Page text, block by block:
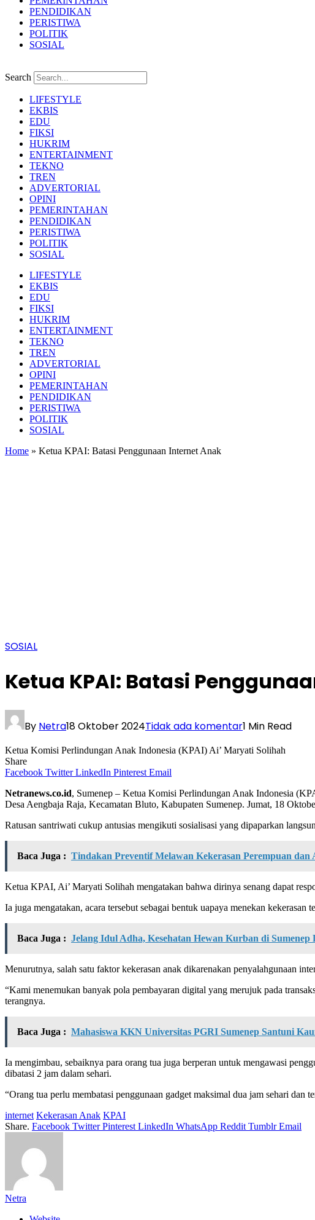
PENDIDIKAN
PERISTIWA
POLITIK
SOSIAL
Search
LIFESTYLE
EKBIS
EDU
FIKSI
HUKRIM
ENTERTAINMENT
TEKNO
TREN
ADVERTORIAL
OPINI
PEMERINTAHAN
PENDIDIKAN
PERISTIWA
POLITIK
SOSIAL
LIFESTYLE
EKBIS
EDU
FIKSI
HUKRIM
ENTERTAINMENT
TEKNO
TREN
ADVERTORIAL
OPINI
PEMERINTAHAN
PENDIDIKAN
PERISTIWA
POLITIK
SOSIAL
Home » Ketua KPAI: Batasi Penggunaan Internet Anak
SOSIAL
Ketua KPAI: Batasi
By Netra18 Oktober 2024Tidak ada komentar1 Min Read
Ketua Komisi Perlindungan Anak Indonesia (KPAI) Ai’ Maryati Solihah
Share
Facebook Twitter LinkedIn Pinterest Email
Netranews.co.id, Sumenep – Ketua Komisi Perlindungan Anak Indonesia
Desa Aengbaja Raja, Kecamatan Bluto, Kabupaten Sumenep. Jumat, 18
Ratusan santriwati cukup antusias mengikuti sosialisasi yang dipaparkan
Baca Juga : Tindakan Preventif Melawan Kekerasan Perempuan
Ketua KPAI, Ai’ Maryati Solihah mengatakan bahwa dirinya senang dapat
Ia juga mengatakan, acara tersebut sebagai bentuk uapaya menekan
Baca Juga : Jelang Idul Adha, Kesehatan Hewan Kurban di Sumenep
Menurutnya, salah satu faktor kekerasan anak dikarenakan penyalahgunaan
“Kami menemukan banyak pola pembayaran digital yang merujuk pada
terangnya.
Baca Juga : Mahasiswa KKN Universitas PGRI Sumenep Santuni
Ia mengimbau, sebaiknya para orang tua juga berperan untuk mengawasi
dibatasi 2 jam dalam sehari.
“Orang tua perlu membatasi penggunaan gadget maksimal dua jam sehari dan
internet Kekerasan Anak KPAI
Share. Facebook Twitter Pinterest LinkedIn WhatsApp Reddit Tumblr Email
Netra